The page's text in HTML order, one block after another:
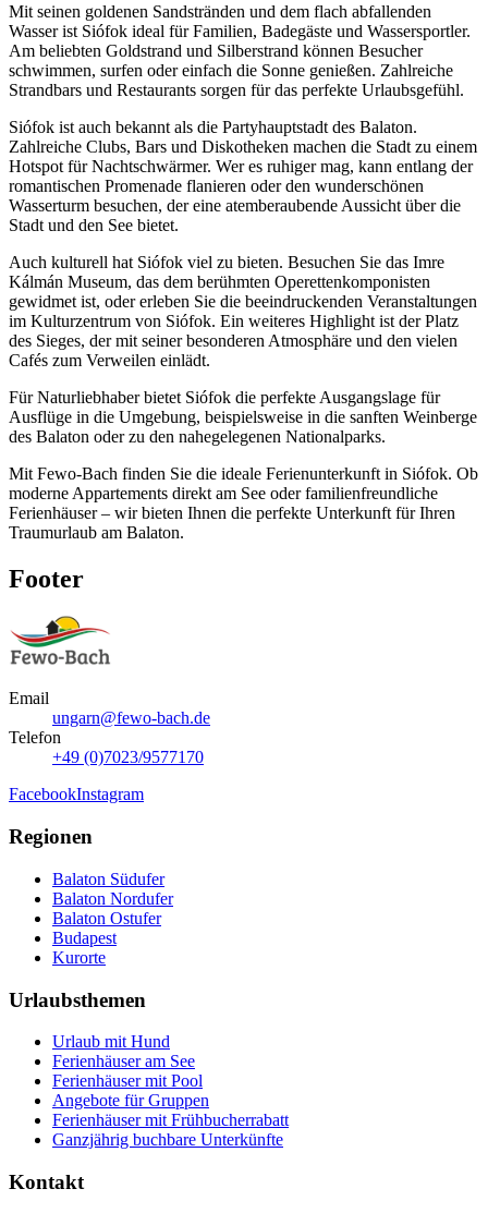
Mit seinen goldenen Sandstränden und dem flach abfallenden
Wasser ist Siófok ideal für Familien, Badegäste und Wassersportler.
Am beliebten Goldstrand und Silberstrand können Besucher
schwimmen, surfen oder einfach die Sonne genießen. Zahlreiche
Strandbars und Restaurants sorgen für das perfekte Urlaubsgefühl.
Siófok ist auch bekannt als die Partyhauptstadt des Balaton.
Zahlreiche Clubs, Bars und Diskotheken machen die Stadt zu einem
Hotspot für Nachtschwärmer. Wer es ruhiger mag, kann entlang der
romantischen Promenade flanieren oder den wunderschönen
Wasserturm besuchen, der eine atemberaubende Aussicht über die
Stadt und den See bietet.
Auch kulturell hat Siófok viel zu bieten. Besuchen Sie das Imre
Kálmán Museum, das dem berühmten Operettenkomponisten
gewidmet ist, oder erleben Sie die beeindruckenden Veranstaltungen
im Kulturzentrum von Siófok. Ein weiteres Highlight ist der Platz
des Sieges, der mit seiner besonderen Atmosphäre und den vielen
Cafés zum Verweilen einlädt.
Für Naturliebhaber bietet Siófok die perfekte Ausgangslage für
Ausflüge in die Umgebung, beispielsweise in die sanften Weinberge
des Balaton oder zu den nahegelegenen Nationalparks.
Mit Fewo-Bach finden Sie die ideale Ferienunterkunft in Siófok. Ob
moderne Appartements direkt am See oder familienfreundliche
Ferienhäuser – wir bieten Ihnen die perfekte Unterkunft für Ihren
Traumurlaub am Balaton.
Footer
Email
ungarn@fewo-bach.de
Telefon
+49 (0)7023/9577170
FacebookInstagram
Regionen
Balaton Südufer
Balaton Nordufer
Balaton Ostufer
Budapest
Kurorte
Urlaubsthemen
Urlaub mit Hund
Ferienhäuser am See
Ferienhäuser mit Pool
Angebote für Gruppen
Ferienhäuser mit Frühbucherrabatt
Ganzjährig buchbare Unterkünfte
Kontakt